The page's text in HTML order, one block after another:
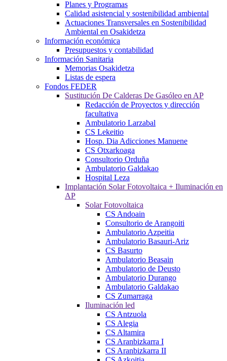
Planes y Programas
Calidad asistencial y sostenibilidad ambiental
Actuaciones Transversales en Sostenibilidad
Ambiental en Osakidetza
Información económica
Presupuestos y contabilidad
Información Sanitaria
Memorias Osakidetza
Listas de espera
Fondos FEDER
Sustitución De Calderas De Gasóleo en AP
Redacción de Proyectos y dirección
facultativa
Ambulatorio Larzabal
CS Lekeitio
Hosp. Dia Adicciones Manuene
CS Otxarkoaga
Consultorio Orduña
Ambulatorio Galdakao
Hospital Leza
Implantación Solar Fotovoltaica + Iluminación en
AP
Solar Fotovoltaica
CS Andoain
Consultorio de Arangoiti
Ambulatorio Azpeitia
Ambulatorio Basauri-Ariz
CS Basurto
Ambulatorio Beasain
Ambulatorio de Deusto
Ambulatorio Durango
Ambulatorio Galdakao
CS Zumarraga
Iluminación led
CS Antzuola
CS Alegia
CS Altamira
CS Aranbizkarra I
CS Aranbizkarra II